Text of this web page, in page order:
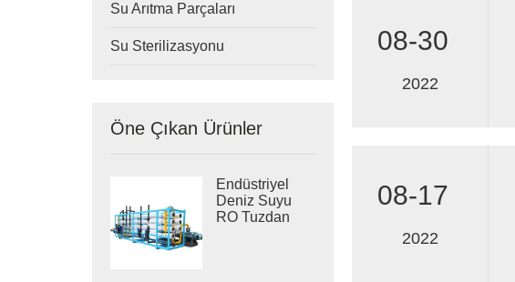
Su Arıtma Parçaları
Su Sterilizasyonu
Öne Çıkan Ürünler
Endüstriyel
Deniz Suyu
RO Tuzdan
08-30
2022
08-17
2022